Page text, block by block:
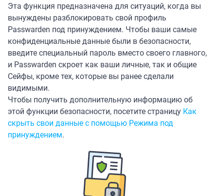
Эта функция предназначена для ситуаций, когда вы
вынуждены разблокировать свой профиль
Passwarden под принуждением. Чтобы ваши самые
конфиденциальные данные были в безопасности,
введите специальный пароль вместо своего главного,
и Passwarden скроет как ваши личные, так и общие
Сейфы, кроме тех, которые вы ранее сделали
видимыми.
Чтобы получить дополнительную информацию об
этой функции безопасности, посетите страницу Как
скрыть свои данные с помощью Режима под
принуждением.